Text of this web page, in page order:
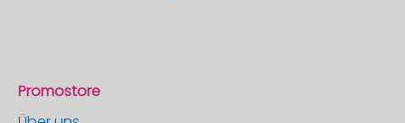
Promostore